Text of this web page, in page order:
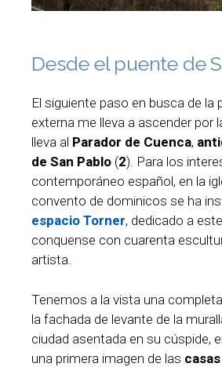
Desde el puente de
El siguiente paso en busca de la
externa me lleva a ascender por
lleva al Parador de Cuenca,
de San Pablo (2). Para los
contemporáneo español, en la
convento de dominicos se ha
espacio Torner, dedicado a
conquense con cuarenta
artista.
Tenemos a la vista una
la fachada de levante de la
ciudad asentada en su cúspide,
una primera imagen de las